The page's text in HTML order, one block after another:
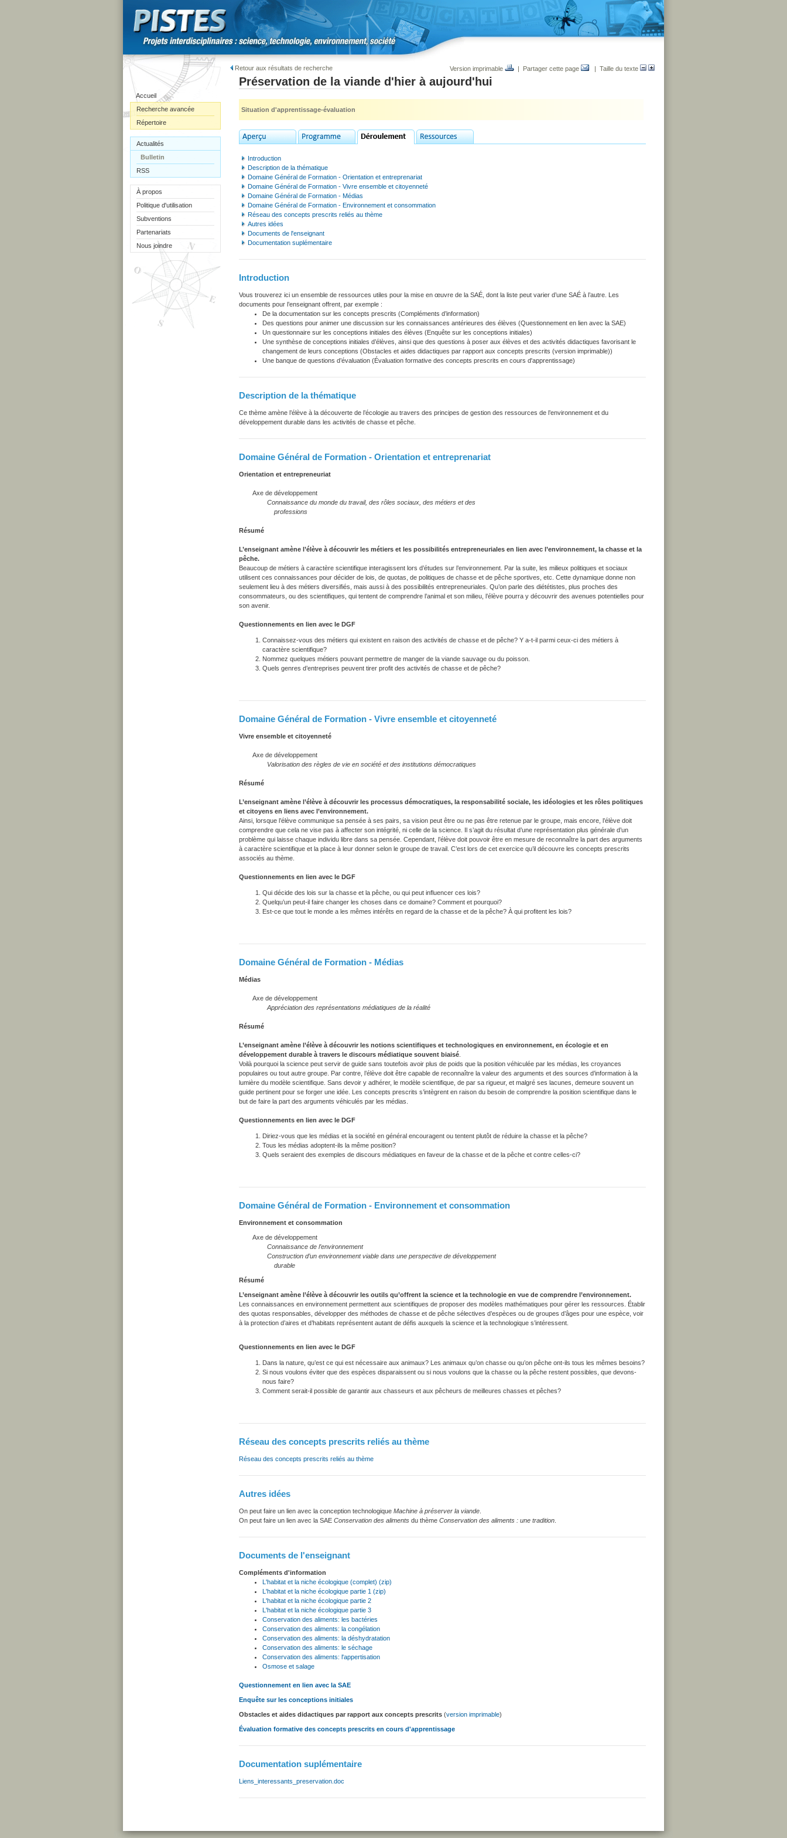
Accueil
Recherche avancée
Répertoire
Actualités
Bulletin
RSS
À propos
Politique d'utilisation
Subventions
Partenariats
Nous joindre
Retour aux résultats de recherche Version imprimable | Partager cette page | Taille du texte
Préservation de la viande d'hier à aujourd'hui
Situation d'apprentissage-évaluation
Introduction
Description de la thématique
Domaine Général de Formation - Orientation et entreprenariat
Domaine Général de Formation - Vivre ensemble et citoyenneté
Domaine Général de Formation - Médias
Domaine Général de Formation - Environnement et consommation
Réseau des concepts prescrits reliés au thème
Autres idées
Documents de l'enseignant
Documentation suplémentaire
Introduction
Vous trouverez ici un ensemble de ressources utiles pour la mise en œuvre de la SAÉ, dont la liste peut varier d’une SAÉ à l’autre. Les
documents pour l’enseignant offrent, par exemple :
De la documentation sur les concepts prescrits (Compléments d’information)
Des questions pour animer une discussion sur les connaissances antérieures des élèves (Questionnement en lien avec la SAE)
Un questionnaire sur les conceptions initiales des élèves (Enquête sur les conceptions initiales)
Une synthèse de conceptions initiales d’élèves, ainsi que des questions à poser aux élèves et des activités didactiques favorisant le
changement de leurs conceptions (Obstacles et aides didactiques par rapport aux concepts prescrits (version imprimable))
Une banque de questions d’évaluation (Évaluation formative des concepts prescrits en cours d'apprentissage)
Description de la thématique
Ce thème amène l’élève à la découverte de l’écologie au travers des principes de gestion des ressources de l’environnement et du
développement durable dans les activités de chasse et pêche.
Domaine Général de Formation - Orientation et entreprenariat
Orientation et entrepreneuriat
Axe de développement
Connaissance du monde du travail, des rôles sociaux, des métiers et des
professions
Résumé
L’enseignant amène l’élève à découvrir les métiers et les possibilités entrepreneuriales en lien avec l’environnement, la chasse et la
pêche.
Beaucoup de métiers à caractère scientifique interagissent lors d’études sur l’environnement. Par la suite, les milieux politiques et sociaux
utilisent ces connaissances pour décider de lois, de quotas, de politiques de chasse et de pêche sportives, etc. Cette dynamique donne non
seulement lieu à des métiers diversifiés, mais aussi à des possibilités entrepreneuriales. Qu’on parle des diététistes, plus proches des
consommateurs, ou des scientifiques, qui tentent de comprendre l’animal et son milieu, l’élève pourra y découvrir des avenues potentielles pour
son avenir.
Questionnements en lien avec le DGF
Connaissez-vous des métiers qui existent en raison des activités de chasse et de pêche? Y a-t-il parmi ceux-ci des métiers à
caractère scientifique?
Nommez quelques métiers pouvant permettre de manger de la viande sauvage ou du poisson.
Quels genres d’entreprises peuvent tirer profit des activités de chasse et de pêche?
Domaine Général de Formation - Vivre ensemble et citoyenneté
Vivre ensemble et citoyenneté
Axe de développement
Valorisation des règles de vie en société et des institutions démocratiques
Résumé
L’enseignant amène l’élève à découvrir les processus démocratiques, la responsabilité sociale, les idéologies et les rôles politiques
et citoyens en liens avec l’environnement.
Ainsi, lorsque l’élève communique sa pensée à ses pairs, sa vision peut être ou ne pas être retenue par le groupe, mais encore, l’élève doit
comprendre que cela ne vise pas à affecter son intégrité, ni celle de la science. Il s’agit du résultat d’une représentation plus générale d’un
problème qui laisse chaque individu libre dans sa pensée. Cependant, l’élève doit pouvoir être en mesure de reconnaître la part des arguments
à caractère scientifique et la place à leur donner selon le groupe de travail. C’est lors de cet exercice qu’il découvre les concepts prescrits
associés au thème.
Questionnements en lien avec le DGF
Qui décide des lois sur la chasse et la pêche, ou qui peut influencer ces lois?
Quelqu’un peut-il faire changer les choses dans ce domaine? Comment et pourquoi?
Est-ce que tout le monde a les mêmes intérêts en regard de la chasse et de la pêche? À qui profitent les lois?
Domaine Général de Formation - Médias
Médias
Axe de développement
Appréciation des représentations médiatiques de la réalité
Résumé
L’enseignant amène l’élève à découvrir les notions scientifiques et technologiques en environnement, en écologie et en
développement durable à travers le discours médiatique souvent biaisé
Voilà pourquoi la science peut servir de guide sans toutefois avoir plus de poids que la position véhiculée par les médias, les croyances
populaires ou tout autre groupe. Par contre, l’élève doit être capable de reconnaître la valeur des arguments et des sources d’information à la
lumière du modèle scientifique. Sans devoir y adhérer, le modèle scientifique, de par sa rigueur, et malgré ses lacunes, demeure souvent un
guide pertinent pour se forger une idée. Les concepts prescrits s’intègrent en raison du besoin de comprendre la position scientifique dans le
but de faire la part des arguments véhiculés par les médias.
Questionnements en lien avec le DGF
Diriez-vous que les médias et la société en général encouragent ou tentent plutôt de réduire la chasse et la pêche?
Tous les médias adoptent-ils la même position?
Quels seraient des exemples de discours médiatiques en faveur de la chasse et de la pêche et contre celles-ci?
Domaine Général de Formation - Environnement et consommation
Environnement et consommation
Axe de développement
Connaissance de l’environnement
Construction d’un environnement viable dans une perspective de développement
durable
Résumé
L’enseignant amène l’élève à découvrir les outils qu’offrent la science et la technologie en vue de comprendre l’environnement.
Les connaissances en environnement permettent aux scientifiques de proposer des modèles mathématiques pour gérer les ressources. Établir
des quotas responsables, développer des méthodes de chasse et de pêche sélectives d’espèces ou de groupes d’âges pour une espèce, voir
à la protection d’aires et d’habitats représentent autant de défis auxquels la science et la technologique s’intéressent.
Questionnements en lien avec le DGF
Dans la nature, qu’est ce qui est nécessaire aux animaux? Les animaux qu’on chasse ou qu’on pêche ont-ils tous les mêmes besoins?
Si nous voulons éviter que des espèces disparaissent ou si nous voulons que la chasse ou la pêche restent possibles, que devons-
nous faire?
Comment serait-il possible de garantir aux chasseurs et aux pêcheurs de meilleures chasses et pêches?
Réseau des concepts prescrits reliés au thème
Réseau des concepts prescrits reliés au thème
Autres idées
On peut faire un lien avec la conception technologique Machine à préserver la viande
On peut faire un lien avec la SAE Conservation des aliments du thème Conservation des aliments : une tradition
Documents de l'enseignant
Compléments d'information
L'habitat et la niche écologique (complet) (zip)
L'habitat et la niche écologique partie 1 (zip)
L'habitat et la niche écologique partie 2
L'habitat et la niche écologique partie 3
Conservation des aliments: les bactéries
Conservation des aliments: la congélation
Conservation des aliments: la déshydratation
Conservation des aliments: le séchage
Conservation des aliments: l'appertisation
Osmose et salage
Questionnement en lien avec la SAE
Enquête sur les conceptions initiales
Obstacles et aides didactiques par rapport aux concepts prescrits (version imprimable)
Évaluation formative des concepts prescrits en cours d'apprentissage
Documentation suplémentaire
Liens_interessants_preservation.doc